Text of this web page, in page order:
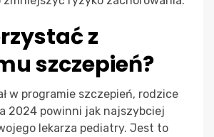
z
szczepień?
w programie szczepień, rodzice
2024 powinni jak najszybciej
lekarza pediatry. Jest to